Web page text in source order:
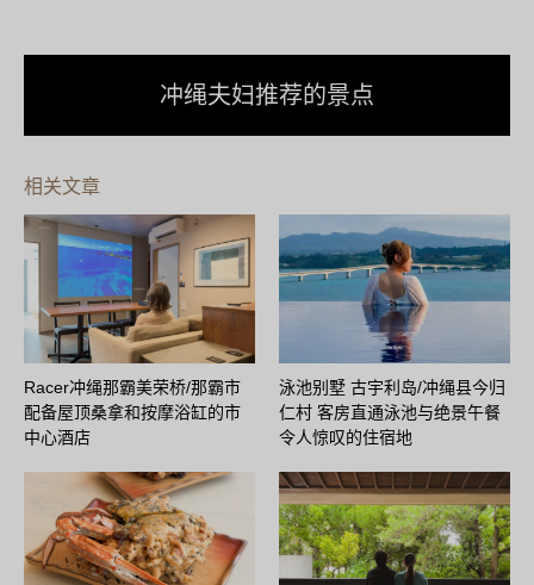
冲绳夫妇推荐的景点
相关文章
Racer冲绳那霸美荣桥/那霸市
配备屋顶桑拿和按摩浴缸的市
中心酒店
泳池别墅 古宇利岛/冲绳县今归
仁村 客房直通泳池与绝景午餐
令人惊叹的住宿地